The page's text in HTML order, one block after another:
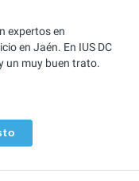
expertos en
en Jaén. En IUS DC
un muy buen trato.